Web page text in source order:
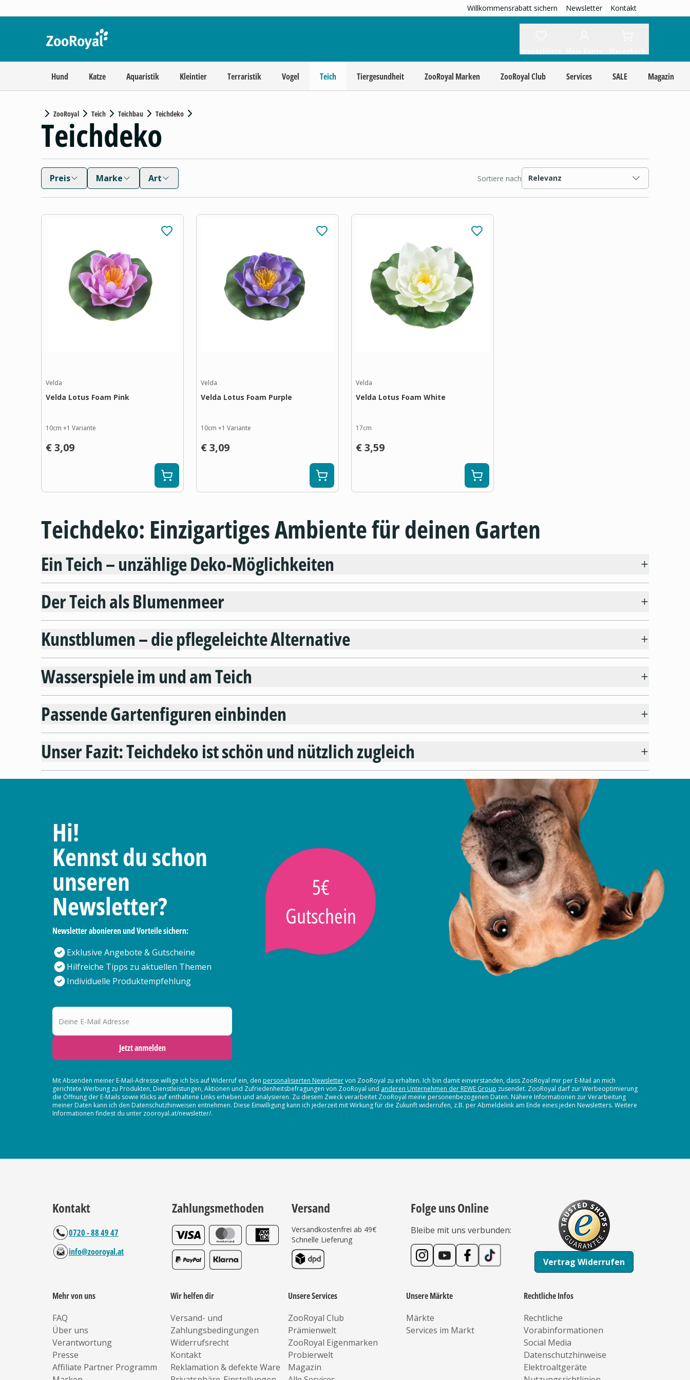
Willkommensrabatt sichern Newsletter Kontakt
Hund Katze Aquaristik Kleintier Terraristik Vogel Teich Tiergesundheit ZooRoyal Marken ZooRoyal Club Services SALE Magazin
ZooRoyal Teich Teichbau Teichdeko
Teichdeko
Preis Marke Art Sortiere nach Relevanz
Velda
Velda Lotus Foam Pink
10cm +1 Variante
€ 3,09
Velda
Velda Lotus Foam Purple
10cm +1 Variante
€ 3,09
Velda
Velda Lotus Foam White
17cm
€ 3,59
Teichdeko: Einzigartiges Ambiente für deinen Garten
Ein Teich – unzählige Deko-Möglichkeiten
Der Teich als Blumenmeer
Kunstblumen – die pflegeleichte Alternative
Wasserspiele im und am Teich
Passende Gartenfiguren einbinden
Unser Fazit: Teichdeko ist schön und nützlich zugleich
Hi!
Kennst du schon
unseren
Newsletter?
Newsletter abonieren und Vorteile sichern:
Exklusive Angebote & Gutscheine
Hilfreiche Tipps zu aktuellen Themen
Individuelle Produktempfehlung
5€
Gutschein
Deine E-Mail Adresse
Jetzt anmelden
Mit Absenden meiner E-Mail-Adresse willige ich bis auf Widerruf ein, den personalisierten Newslettervon ZooRoyal zu erhalten. Ich bin damit einverstanden, dass ZooRoyal mir per E-Mail an mich
gerichtete Werbung zu Produkten, Dienstleistungen, Aktionen und Zufriedenheitsbefragungen von ZooRoyal und anderen Unternehmen der REWE Group zusendet. ZooRoyal darf zur Werbeoptimierung
die Öffnung der E-Mails sowie Klicks auf enthaltene Links erheben und analysieren. Zu diesem Zweck verarbeitet ZooRoyal meine personenbezogenen Daten. Nähere Informationen zur Verarbeitung
meiner Daten kann ich den Datenschutzhinweisen entnehmen. Diese Einwilligung kann ich jederzeit mit Wirkung für die Zukunft widerrufen, z.B. per Abmeldelink am Ende eines jeden Newsletters. Weitere
Informationen findest du unter zooroyal.at/newsletter/.
Kontakt
0720 - 88 49 47
info@zooroyal.at
Zahlungsmethoden Versand
Versandkostenfrei ab 49€
Schnelle Lieferung
Folge uns Online
Bleibe mit uns verbunden:
Vertrag Widerrufen
Mehr von uns
FAQ
Über uns
Verantwortung
Presse
Affiliate Partner Programm
Wir helfen dir
Versand- und
Zahlungsbedingungen
Widerrufsrecht
Kontakt
Reklamation & defekte Ware
Unsere Services
ZooRoyal Club
Prämienwelt
ZooRoyal Eigenmarken
Probierwelt
Magazin
Unsere Märkte
Märkte
Services im Markt
Rechtliche Infos
Rechtliche
Vorabinformationen
Social Media
Datenschutzhinweise
Elektroaltgeräte